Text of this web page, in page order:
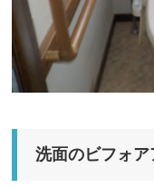
洗面のビフォア